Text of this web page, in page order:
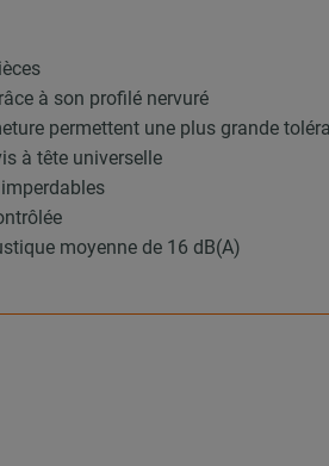
à son profilé nervuré
permettent une plus grande
à tête universelle
moyenne de 16 dB(A)